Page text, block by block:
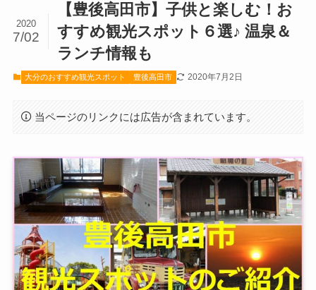
【豊後高田市】子供と楽しむ！お
すすめ観光スポット６選♪ 温泉＆
ランチ情報も
2020
7/02
大分のおすすめ観光スポット 豊後高田市 2020年7月2日
当ページのリンクには広告が含まれています。